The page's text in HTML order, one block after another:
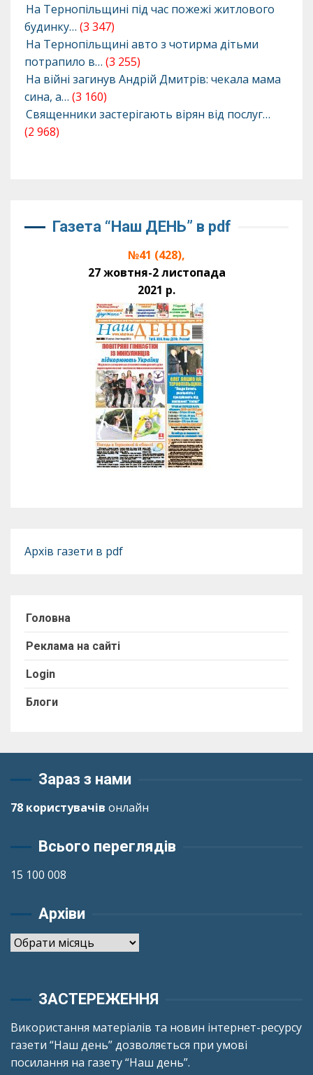
На Тернопільщині під час пожежі житлового
будинку… (3 347)
На Тернопільщині авто з чотирма дітьми
потрапило в… (3 255)
На війні загинув Андрій Дмитрів: чекала мама
сина, а… (3 160)
Священники застерігають вірян від послуг…
(2 968)
Газета “Наш ДЕНЬ” в pdf
№41 (428),
27 жовтня-2 листопада
2021 р.
Архів газети в pdf
Головна
Реклама на сайті
Login
Блоги
Зараз з нами
78 користувачів онлайн
Всього переглядів
15 100 008
Архіви
Архіви
ЗАСТЕРЕЖЕННЯ
Використання матеріалів та новин інтернет-ресурсу
газети “Наш день” дозволяється при умові
посилання на газету “Наш день”.